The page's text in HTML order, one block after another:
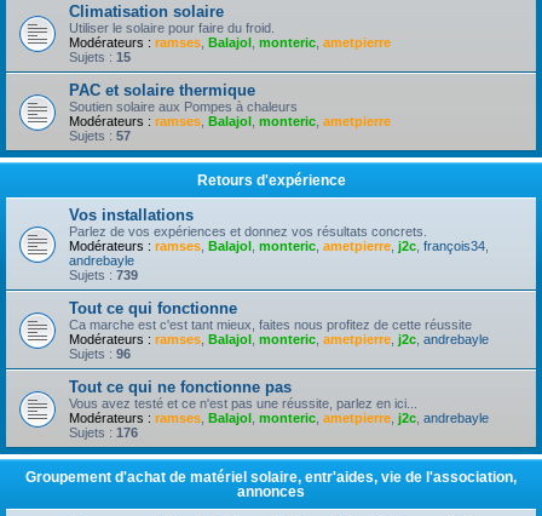
Climatisation solaire
Utiliser le solaire pour faire du froid.
Modérateurs : ramses Balajol monteric ametpierre
Sujets : 15
PAC et solaire thermique
Soutien solaire aux Pompes à chaleurs
Modérateurs : ramses Balajol monteric ametpierre
Sujets : 57
Retours d'expérience
Vos installations
Parlez de vos expériences et donnez vos résultats concrets.
Modérateurs : ramses Balajol monteric ametpierre j2c françois34
andrebayle
Sujets : 739
Tout ce qui fonctionne
Ca marche est c'est tant mieux, faites nous profitez de cette réussite
Modérateurs : ramses Balajol monteric ametpierre j2c andrebayle
Sujets : 96
Tout ce qui ne fonctionne pas
Vous avez testé et ce n'est pas une réussite, parlez en ici...
Modérateurs : ramses Balajol monteric ametpierre j2c andrebayle
Sujets : 176
Groupement d'achat de matériel solaire, entr'aides, vie de l'association,
annonces